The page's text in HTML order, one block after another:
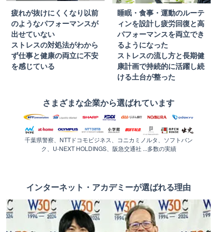
疲れが抜けにくくなり以前
のようなパフォーマンスが
出せていない
ストレスの対処法がわから
ず仕事と健康の両立に不安
を感じている
睡眠・食事・運動のルーテ
ィンを設計し疲労回復と高
パフォーマンスを両立でき
るようになった
ストレスの流し方と長期健
康計画で持続的に活躍し続
ける土台が整った
さまざまな企業から選ばれています
千葉県警察、NTTドコモビジネス、コニカミノルタ、ソフトバン
ク、U-NEXT HOLDINGS、阪急交通社 ...多数の実績
インターネット・アカデミーが選ばれる理由